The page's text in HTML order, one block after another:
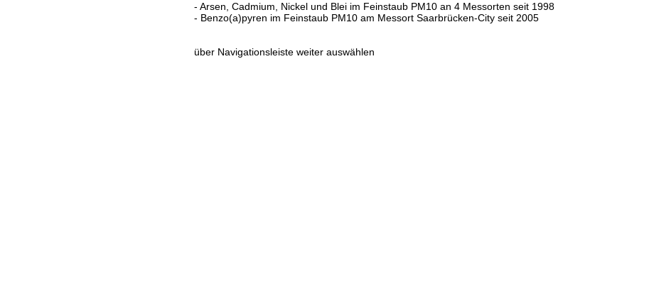
- Arsen, Cadmium, Nickel und Blei im Feinstaub PM10 an 4 Messorten seit 1998
- Benzo(a)pyren im Feinstaub PM10 am Messort Saarbrücken-City seit 2005
über Navigationsleiste weiter auswählen